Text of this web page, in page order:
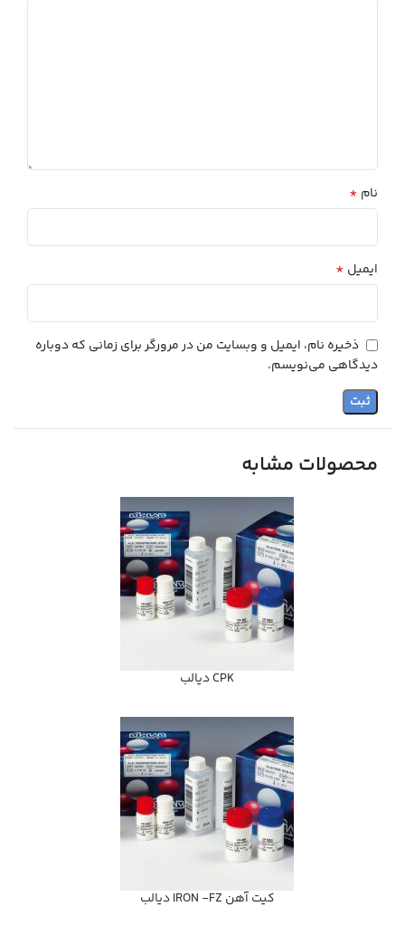
نام *
ایمیل *
ذخیره نام، ایمیل و وبسایت من در مرورگر برای زمانی که دوباره
دیدگاهی می‌نویسم.
محصولات مشابه
CPK ديالب
كيت آهن IRON -FZ ديالب